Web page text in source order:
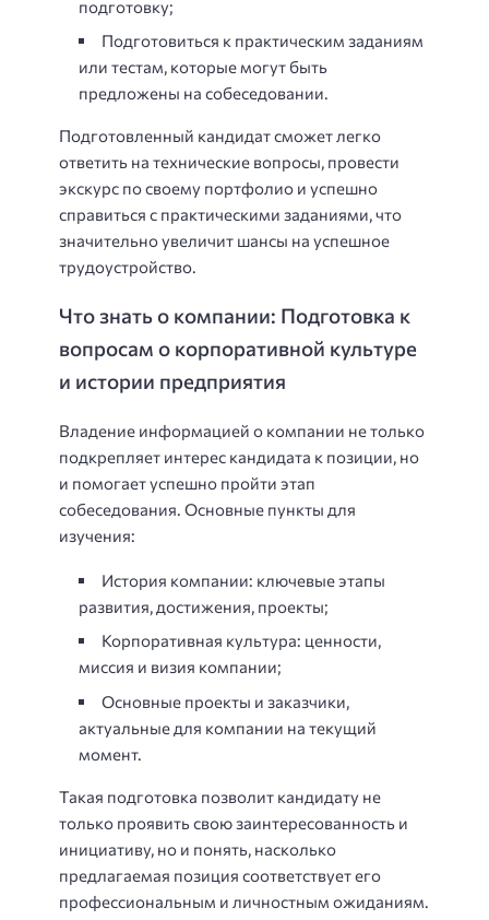
подготовку;
Подготовиться к практическим заданиям
или тестам, которые могут быть
предложены на собеседовании.
Подготовленный кандидат сможет легко
ответить на технические вопросы, провести
экскурс по своему портфолио и успешно
справиться с практическими заданиями, что
значительно увеличит шансы на успешное
трудоустройство.
Что знать о компании: Подготовка к
вопросам о корпоративной культуре
и истории предприятия
Владение информацией о компании не только
подкрепляет интерес кандидата к позиции, но
и помогает успешно пройти этап
собеседования. Основные пункты для
изучения:
История компании: ключевые этапы
развития, достижения, проекты;
Корпоративная культура: ценности,
миссия и визия компании;
Основные проекты и заказчики,
актуальные для компании на текущий
момент.
Такая подготовка позволит кандидату не
только проявить свою заинтересованность и
инициативу, но и понять, насколько
предлагаемая позиция соответствует его
профессиональным и личностным ожиданиям.